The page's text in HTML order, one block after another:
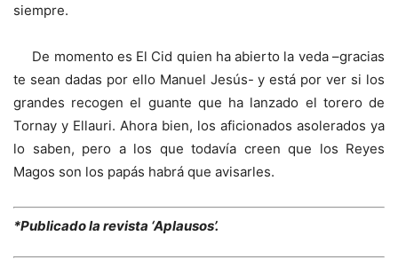
siempre.
De momento es El Cid quien ha abierto la veda –gracias
te sean dadas por ello Manuel Jesús- y está por ver si los
grandes recogen el guante que ha lanzado el torero de
Tornay y Ellauri. Ahora bien, los aficionados asolerados ya
lo saben, pero a los que todavía creen que los Reyes
Magos son los papás habrá que avisarles.
*Publicado la revista ‘Aplausos’.